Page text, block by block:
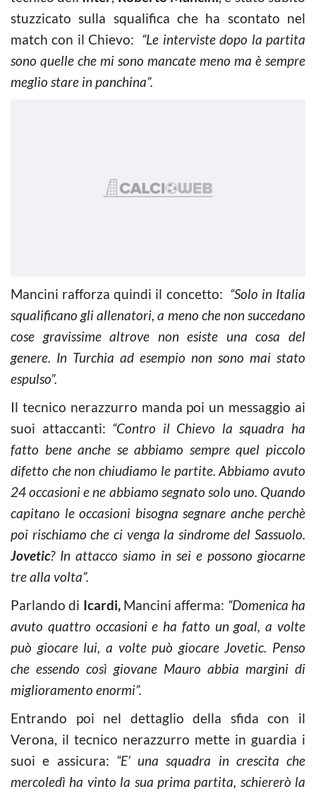
stuzzicato sulla squalifica che ha scontato nel
match con il Chievo: “Le interviste dopo la partita
sono quelle che mi sono mancate meno ma è sempre
meglio stare in panchina”.
Mancini rafforza quindi il concetto: “Solo in Italia
squalificano gli allenatori, a meno che non succedano
cose gravissime altrove non esiste una cosa del
genere. In Turchia ad esempio non sono mai stato
espulso”.
Il tecnico nerazzurro manda poi un messaggio ai
suoi attaccanti: “Contro il Chievo la squadra ha
fatto bene anche se abbiamo sempre quel piccolo
difetto che non chiudiamo le partite. Abbiamo avuto
24 occasioni e ne abbiamo segnato solo uno. Quando
capitano le occasioni bisogna segnare anche perchè
poi rischiamo che ci venga la sindrome del Sassuolo.
Jovetic? In attacco siamo in sei e possono giocarne
tre alla volta”.
Parlando di Icardi,Mancini afferma: “Domenica ha
avuto quattro occasioni e ha fatto un goal, a volte
può giocare lui, a volte può giocare Jovetic. Penso
che essendo così giovane Mauro abbia margini di
miglioramento enormi”.
Entrando poi nel dettaglio della sfida con il
Verona, il tecnico nerazzurro mette in guardia i
suoi e assicura: “E’ una squadra in crescita che
mercoledì ha vinto la sua prima partita, schiererò la